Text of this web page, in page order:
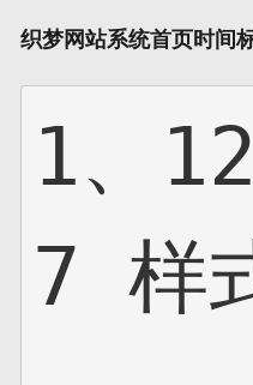
织梦网站系统首页时间
1、
7 样